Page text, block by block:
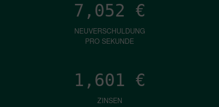
7,052 €
NEUVERSCHULDUNG
PRO SEKUNDE
1,601 €
ZINSEN